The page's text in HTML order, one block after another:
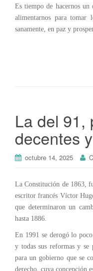
Es tiempo de hacernos un
alimentarnos para
sanamente, en paz y
La del 91,
decentes
octubre 14, 2025
La Constitución de 1863,
escritor francés Víctor
que determinaron un
hasta 1886.
En 1991 se derogó lo
y todas sus reformas y se
para un gobierno que se
derecho, cuya concepción